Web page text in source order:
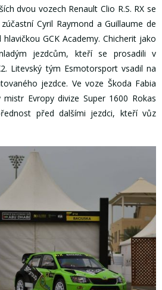
dvou vozech Renault Clio R.S. RX se
Cyril Raymond a Guillaume de
GCK Academy. Chicherit jako
jezdcům, kteří se prosadili v
Litevský tým Esmotorsport vsadil na
jezdce. Ve voze Škoda Fabia
Evropy divize Super 1600 Rokas
před dalšími jezdci, kteří vůz